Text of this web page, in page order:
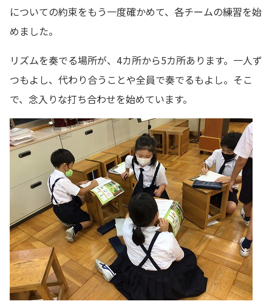
についての約束をもう一度確かめて、各チームの練習を始
めました。
リズムを奏でる場所が、4カ所から5カ所あります。一人ず
つもよし、代わり合うことや全員で奏でるもよし。そこ
で、念入りな打ち合わせを始めています。